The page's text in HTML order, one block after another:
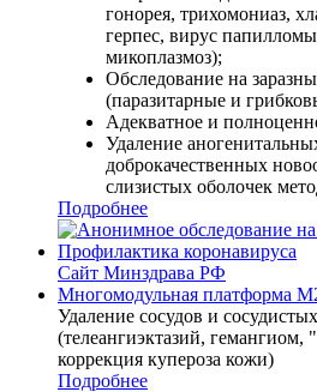
гонорея, трихомониаз,
герпес, вирус
микоплазмоз);
Обследование на
(паразитарные и
Адекватное и
Удаление
доброкачественных
слизистых оболочек
Подробнее
Профилактика коронавируса
Сайт Минздрава РФ
Многомодульная платформа
Удаление сосудов и
(телеангиэктазий,
коррекция купероза кожи)
Подробнее